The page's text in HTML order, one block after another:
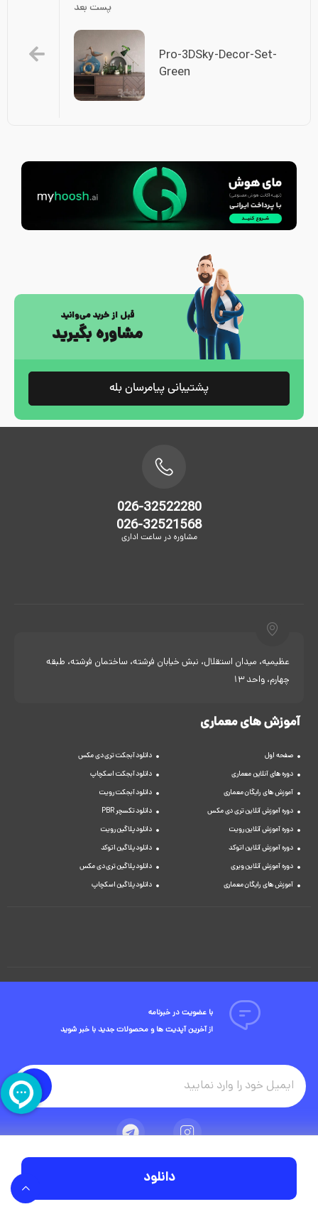
دانلود
پست بعد
Pro-3DSky-Decor-Set-
Green
قبل از خرید می‌وانید
مشاوره بگیرید
پشتیبانی پیامرسان بله
026-32522280
026-32521568
مشاوره در ساعت اداری
عظیمیه، میدان استقلال، نبش خیابان فرشته، ساختمان فرشته، طبقه
چهارم، واحد 13
آموزش های معماری
صفحه اول
دوره های آنلاین معماری
آموزش های رایگان معماری
دوره آموزش آنلاین تری دی مکس
دوره آموزش آنلاین رویت
دوره آموزش آنلاین اتوکد
دوره آموزش آنلاین ویری
آموزش های رایگان معماری
دانلود آبجکت تری دی مکس
دانلود آبجکت اسکچاپ
دانلود آبجکت رویت
دانلود تکسچر PBR
دانلود پلاگین رویت
دانلود پلاگین اتوکد
دانلود پلاگین تری دی مکس
دانلود پلاگین اسکچاپ
با عضویت در خبرنامه
از آخرین آپدیت ها و محصولات جدید با خبر شوید
تمامی حقوق مادی و معنوی این وبسایت متعلق به شرکت ویوید ویژوال است.